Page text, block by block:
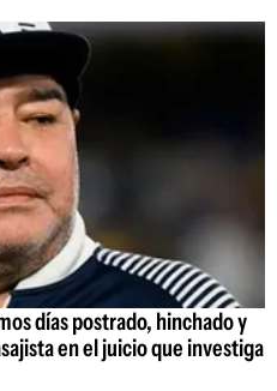
días postrado, hinchado y
en el juicio que investiga